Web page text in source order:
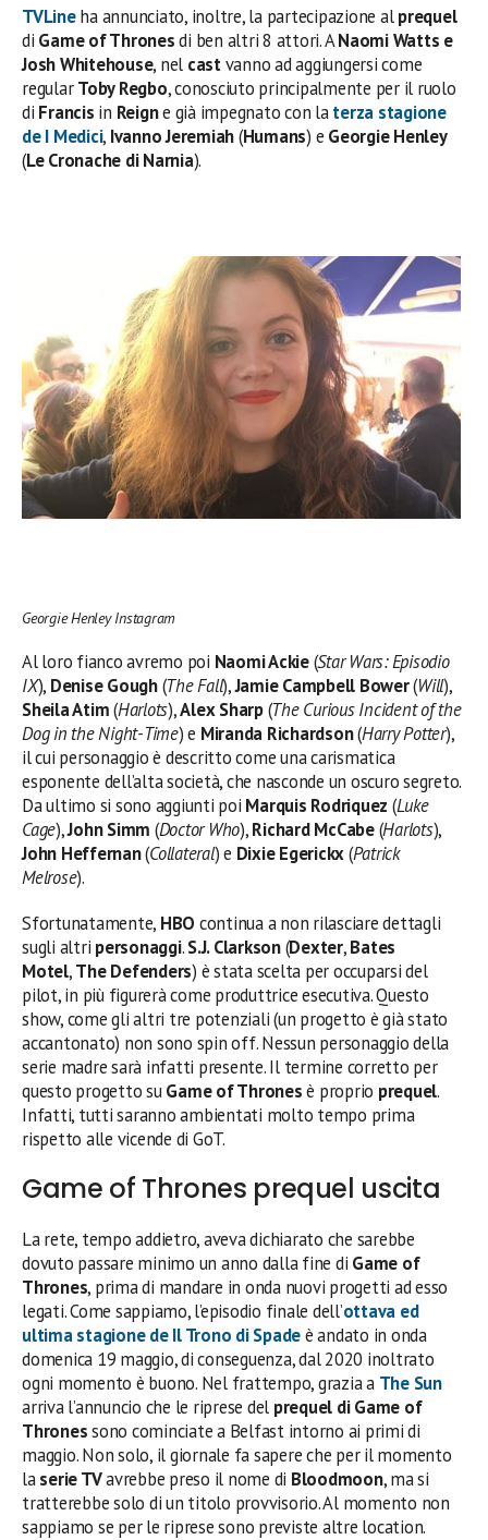
TVLineha annunciato, inoltre, la partecipazione alprequel
di Game of Thronesdi ben altri 8 attori. ANaomi Watts e
Josh Whitehouse, nel castvanno ad aggiungersi come
regularToby Regbo, conosciuto principalmente per il ruolo
di Francis in Reigne già impegnato con laterza stagione
deI Medici, Ivanno Jeremiah(Humans) e Georgie Henley
(Le Cronache di Narnia).
Georgie Henley Instagram
Al loro fianco avremo poi Naomi Ackie(Star Wars: Episodio
IX), Denise Gough(The Fall),Jamie Campbell Bower(Will),
Sheila Atim(Harlots),Alex Sharp(The Curious Incident of the
Dog in the Night-Time) e Miranda Richardson(Harry Potter),
il cui personaggio è descritto come una carismatica
esponente dell’alta società, che nasconde un oscuro segreto.
Da ultimo si sono aggiunti poi Marquis Rodriquez (Luke
Cage),John Simm (Doctor Who),Richard McCabe(Harlots),
John Heffernan(Collateral) e Dixie Egerickx(Patrick
Melrose).
Sfortunatamente, HBO continua a non rilasciare dettagli
sugli altri personaggi.S.J. Clarkson(Dexter,Bates
Motel,The Defenders) è stata scelta per occuparsi del
pilot, in più figurerà come produttrice esecutiva. Questo
show, come gli altri tre potenziali (un progetto è già stato
accantonato) non sono spin off. Nessun personaggio della
serie madre sarà infatti presente. Il termine corretto per
questo progetto suGame of Thronesè proprio prequel.
Infatti, tutti saranno ambientati molto tempo prima
rispetto alle vicende di GoT.
Game of Thrones prequel uscita
La rete, tempo addietro, aveva dichiarato che sarebbe
dovuto passare minimo un anno dalla fine di Game of
Thrones, prima di mandare in onda nuovi progetti ad esso
legati. Come sappiamo, l’episodio finale dell’ottava ed
ultima stagione de Il Trono di Spadeè andato in onda
domenica 19 maggio, di conseguenza, dal 2020 inoltrato
ogni momento è buono. Nel frattempo, grazia a The Sun
arriva l’annuncio che le riprese del prequel di Game of
Thronessono cominciate a Belfast intorno ai primi di
maggio. Non solo, il giornale fa sapere che per il momento
laserie TVavrebbe preso il nome di Bloodmoon, ma si
tratterebbe solo di un titolo provvisorio. Al momento non
sappiamo se per le riprese sono previste altre location.